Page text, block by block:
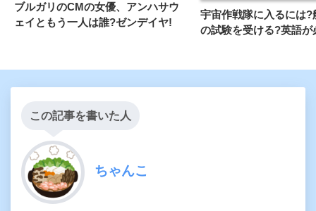
ブルガリのCMの女優、アンハサウ
ェイともう一人は誰?ゼンデイヤ!
宇宙作戦隊に入るには?
の試験を受ける?英語が
この記事を書いた人
ちゃんこ